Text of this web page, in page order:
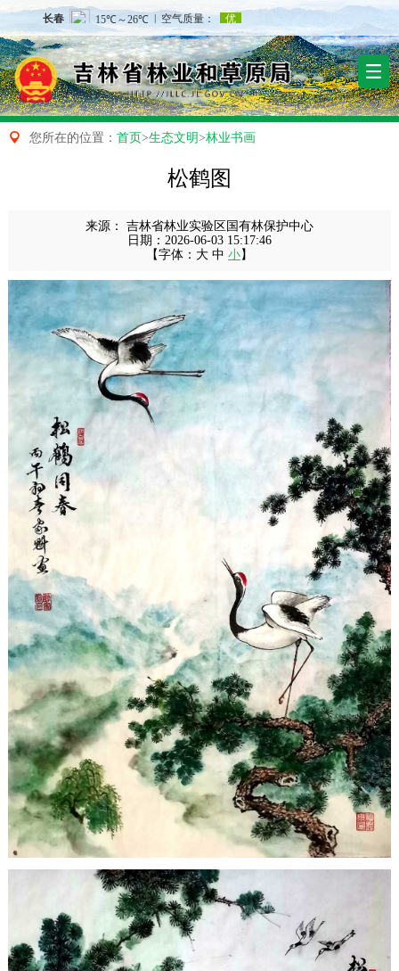
 您所在的位置： 首页>生态文明>林业书画
松鹤图
来源：
吉林省林业实验区国有林保护中心
日期： 2026-06-03 15:17:46
【字体： 大 中 小】